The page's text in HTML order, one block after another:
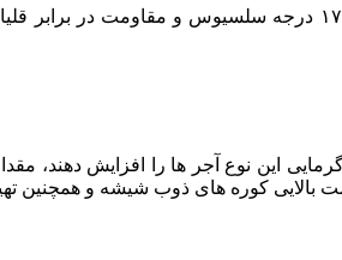
عمده ماده تشکیل دهنده این آجرها اکسید آلومینیوم یا آلومین است که با
این نوع آجر ها را افزایش دهند،
بالایی کوره های ذوب شیشه و همچنین